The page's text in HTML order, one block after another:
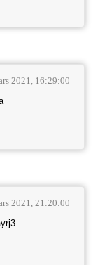
2021, 16:29:00
2021, 21:20:00